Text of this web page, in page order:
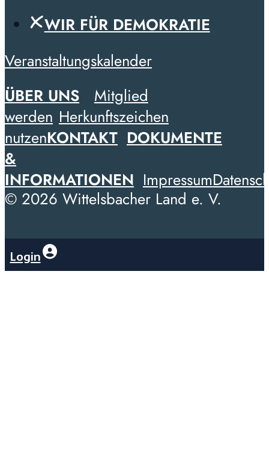
WIR FÜR DEMOKRATIE
Veranstaltungskalender
ÜBER UNS
Mitglied
werden Herkunftszeichen
nutzenKONTAKT DOKUMENTE
&
INFORMATIONEN Impressum
© 2026 Wittelsbacher Land e. V.
Login